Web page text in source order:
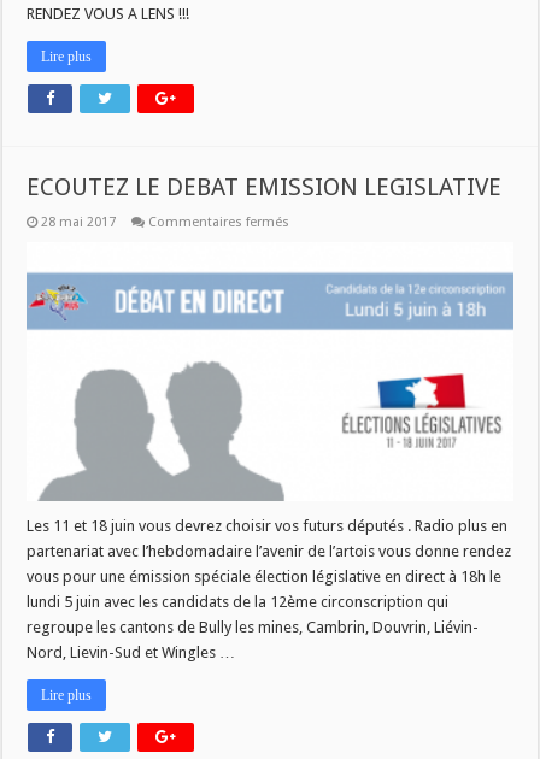
RENDEZ VOUS A LENS !!!
Lire plus
ECOUTEZ LE DEBAT EMISSION LEGISLATIVE
28 mai 2017 Commentaires fermés
EMISSION
LEGISLATIVE
Les 11 et 18 juin vous devrez choisir vos futurs députés . Radio plus en
partenariat avec l’hebdomadaire l’avenir de l’artois vous donne rendez
vous pour une émission spéciale élection législative en direct à 18h le
lundi 5 juin avec les candidats de la 12ème circonscription qui
regroupe les cantons de Bully les mines, Cambrin, Douvrin, Liévin-
Nord, Lievin-Sud et Wingles …
Lire plus